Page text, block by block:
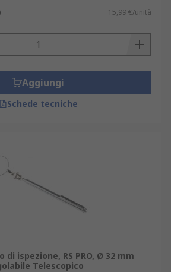
15,99 €/unità
Aggiungi
Schede tecniche
ispezione, RS PRO, Ø 32 mm
Telescopico